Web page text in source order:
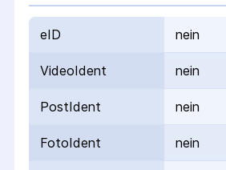
eID nein
VideoIdent nein
PostIdent nein
FotoIdent nein